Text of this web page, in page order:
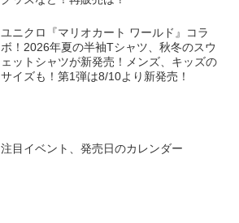
ユニクロ『マリオカート ワールド』コラ
ボ！2026年夏の半袖Tシャツ、秋冬のスウ
ェットシャツが新発売！メンズ、キッズの
サイズも！第1弾は8/10より新発売！
注目イベント、発売日のカレンダー